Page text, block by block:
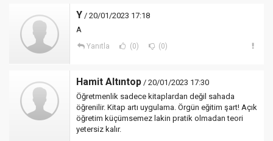
Y / 20/01/2023 17:18
A
Yanıtla (0) (0)
Hamit Altıntop / 20/01/2023 17:30
Öğretmenlik sadece kitaplardan değil sahada
öğrenilir. Kitap artı uygulama. Örgün eğitim şart! Açık
öğretim küçümsemez lakin pratik olmadan teori
yetersiz kalır.